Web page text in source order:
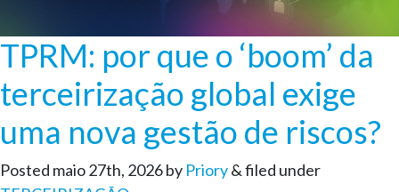
TPRM: por que o ‘boom’ da
terceirização global exige
uma nova gestão de riscos?
Posted maio 27th, 2026by Priory&filed under